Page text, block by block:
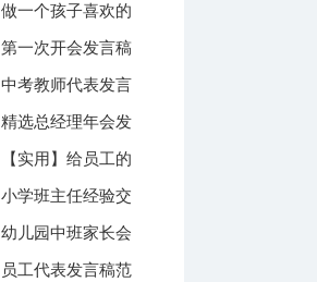
做一个孩子喜欢的
幼儿教师发言稿
第一次开会发言稿
中考教师代表发言
稿（精选3篇）
精选总经理年会发
言稿4篇
【实用】给员工的
发言稿模板汇总8
篇
小学班主任经验交
流的发言稿
幼儿园中班家长会
发言稿
员工代表发言稿范